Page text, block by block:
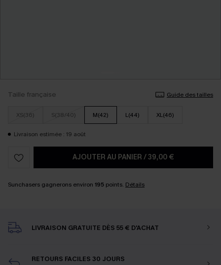
Taille française Guide des tailles
XS(36) S(38/40) M(42) L(44) XL(46)
Livraison estimée : 19 août
AJOUTER AU PANIER /39,00 €
Sunchasers gagnerons environ 195 points. Détails
LIVRAISON GRATUITE DÈS 55 € D'ACHAT
RETOURS FACILES 30 JOURS